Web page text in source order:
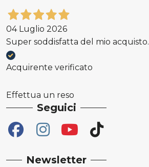
04 Luglio 2026
Super soddisfatta del mio
Acquirente verificato
Effettua un reso
Seguici
Newsletter